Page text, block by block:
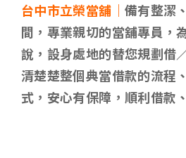
台中市立榮當舖｜ 備有整潔
間，專業親切的當舖專員，
說，設身處地的替您規劃借
清楚楚整個典當借款的流程
式，安心有保障，順利借款